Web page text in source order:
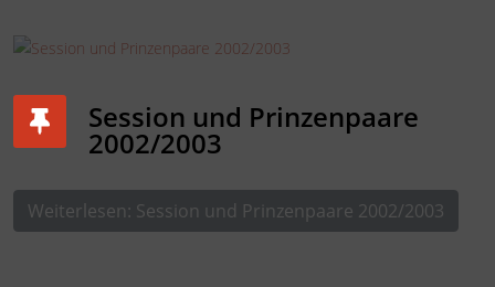
Session und Prinzenpaare
2002/2003
Weiterlesen: Session und Prinzenpaare 2002/2003